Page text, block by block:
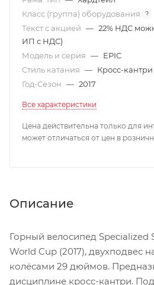
Класс (группа) оборудования
?
Текст с акцией — 22% НДС
ИП с НДС)
Модель и серия — EPIC
Стиль катания — Кросс-кантри
Год-Сезон — 2017
Все характеристики
Цена действительна только для
может отличаться от цен в
Описание
Горный велосипед Specialized
World Cup (2017), двухподвес
колёсами 29 дюймов.
дисциплине кросс-кантри.